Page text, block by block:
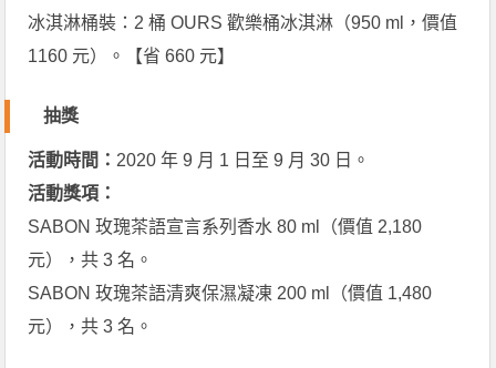
冰淇淋桶裝：2 桶 OURS 歡樂桶冰淇淋（950 ml，價值
1160 元）。【省 660 元】
抽獎
活動時間： 2020 年 9 月 1 日至 9 月 30 日。
活動獎項：
SABON 玫瑰茶語宣言系列香水 80 ml（價值 2,180
元），共 3 名。
SABON 玫瑰茶語清爽保濕凝凍 200 ml（價值 1,480
元），共 3 名。